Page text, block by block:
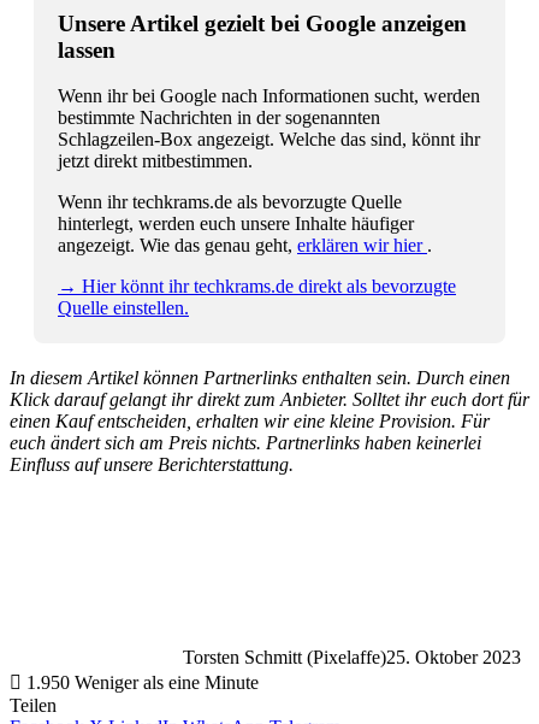
Unsere Artikel gezielt bei Google anzeigen
lassen
Wenn ihr bei Google nach Informationen sucht, werden
bestimmte Nachrichten in der sogenannten
Schlagzeilen-Box angezeigt. Welche das sind, könnt ihr
jetzt direkt mitbestimmen.
Wenn ihr techkrams.de als bevorzugte Quelle
hinterlegt, werden euch unsere Inhalte häufiger
angezeigt. Wie das genau geht, erklären wir hier .
→ Hier könnt ihr techkrams.de direkt als bevorzugte
Quelle einstellen.
In diesem Artikel können Partnerlinks enthalten sein. Durch einen
Klick darauf gelangt ihr direkt zum Anbieter. Solltet ihr euch dort für
einen Kauf entscheiden, erhalten wir eine kleine Provision. Für
euch ändert sich am Preis nichts. Partnerlinks haben keinerlei
Einfluss auf unsere Berichterstattung.
Torsten Schmitt (Pixelaffe)25. Oktober 2023
1.950 Weniger als eine Minute
Teilen